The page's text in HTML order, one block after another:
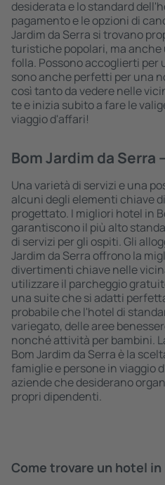
desiderata e lo standard
pagamento e le opzioni di
Jardim da Serra si trovano
turistiche popolari, ma anche
folla. Possono accoglierti per
sono anche perfetti per una
così tanto da vedere nelle
te e inizia subito a fare le
viaggio d'affari!
Bom Jardim da Serra
Una varietà di servizi e una
alcuni degli elementi chiave
progettato. I migliori hotel in
garantiscono il più alto
di servizi per gli ospiti. Gli
Jardim da Serra offrono la
divertimenti chiave nelle
utilizzare il parcheggio
una suite che si adatti
probabile che l'hotel di
variegato, delle aree
nonché attività per bambini.
Bom Jardim da Serra è la
famiglie e persone in viaggio
aziende che desiderano
propri dipendenti.
Come trovare un hotel in